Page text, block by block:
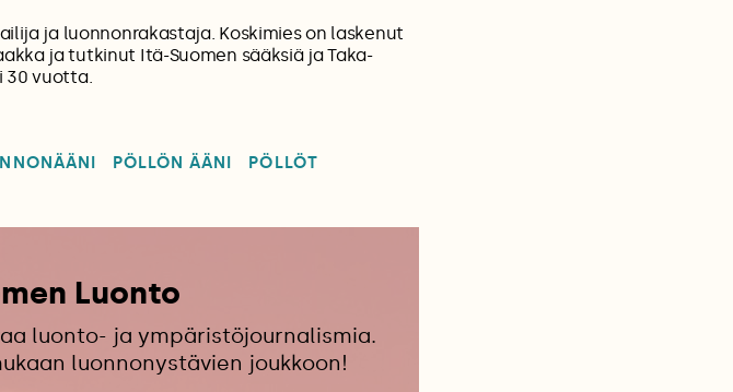
ja luonnonrakastaja. Koskimies on laskenut
ja tutkinut Itä-Suomen sääksiä ja Taka-
30 vuotta.
PÖLLÖN ÄÄNI PÖLLÖT
Luonto
luonto- ja ympäristöjournalismia.
luonnonystävien joukkoon!